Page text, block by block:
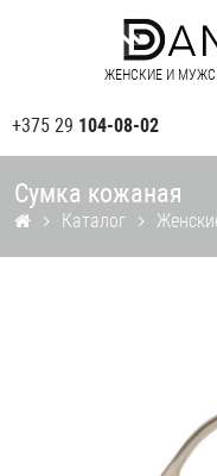
+375 29 104-08-02
ЖЕНСКИЕ И
Сумка кожаная
Каталог